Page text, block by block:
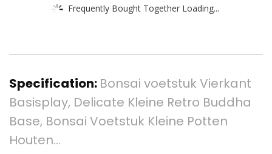
Frequently Bought Together Loading...
Specification: Bonsai voetstuk Vierkant
Basisplay, Delicate Kleine Retro Buddha
Base, Bonsai Voetstuk Kleine Potten
Houten…